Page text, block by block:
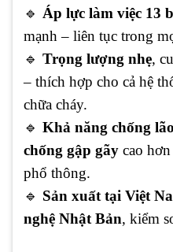
🔹 Áp lực làm việc 13
mạnh – liên tục trong
🔹 Trọng lượng nhẹ,
– thích hợp cho cả hệ
chữa cháy.
🔹 Khả năng chống
chống gập gãy cao
phổ thông.
🔹 Sản xuất tại Việt
nghệ Nhật Bản, kiểm